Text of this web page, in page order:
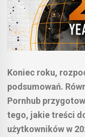
Koniec roku,
podsumowań.
Pornhub
tego, jakie treści
użytkowników w